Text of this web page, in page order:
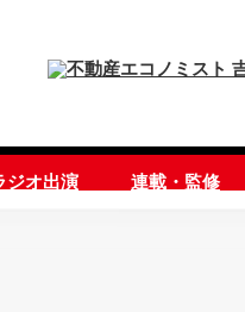
ジオ出演 連載・監修